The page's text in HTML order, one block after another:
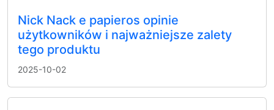
Nick Nack e papieros opinie
użytkowników i najważniejsze zalety
tego produktu
2025-10-02